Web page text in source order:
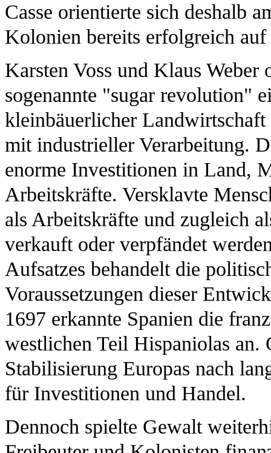
Casse orientierte sich deshalb
Kolonien bereits erfolgreich
Karsten Voss und Klaus
sogenannte "sugar revolution"
kleinbäuerlicher
mit industrieller Verarbeitung.
enorme Investitionen in Land,
Arbeitskräfte. Versklavte
als Arbeitskräfte und zugleich
verkauft oder verpfändet
Aufsatzes behandelt die
Voraussetzungen dieser
1697 erkannte Spanien die
westlichen Teil Hispaniolas
Stabilisierung Europas nach
für Investitionen und Handel.
Dennoch spielte Gewalt